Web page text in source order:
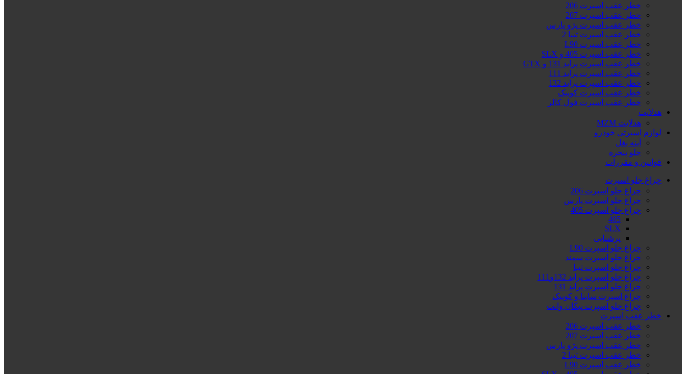
خطر عقب اسپرت 206
خطر عقب اسپرت 207
خطر عقب اسپرت پژو پارس
خطر عقب اسپرت تیبا 2
خطر عقب اسپرت L90
خطر عقب اسپرت 405 و SLX
خطر عقب اسپرت پراید 131 و GTX
خطر عقب اسپرت پراید 111
خطر عقب اسپرت پراید 132
خطر عقب اسپرت کوییک
خطر عقب اسپرت فول کالر
هدلایت
هدلایت MZM
لوازم اسپرتی خودرو
آینه بغل
جلو پنجره
قوانین و مقررات
چراغ جلو اسپرت
چراغ جلو اسپرت 206
چراغ جلو اسپرت پارس
چراغ جلو اسپرت 405
405
SLX
پرشیایی
چراغ جلو اسپرت L90
چراغ جلو اسپرت سمند
چراغ جلو اسپرت تیبا
چراغ جلو اسپرت پراید 132و111
چراغ جلو اسپرت پراید 131
چراغ اسپرت ساینا و کوییک
چراغ جلو اسپرت پیکان وانت
خطر عقب اسپرت
خطر عقب اسپرت 206
خطر عقب اسپرت 207
خطر عقب اسپرت پژو پارس
خطر عقب اسپرت تیبا 2
خطر عقب اسپرت L90